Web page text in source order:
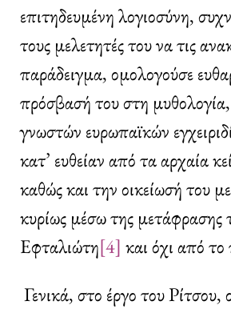
επιτηδευμένη λογιοσύνη,
τους μελετητές του να τις
παράδειγμα, ομολογούσε
πρόσβασή του στη
γνωστών ευρωπαϊκών
κατ’ ευθείαν από τα αρχαία
καθώς και την οικείωσή του
κυρίως μέσω της μετάφρασης
Εφταλιώτη[4] και όχι από
Γενικά, στο έργο του Ρίτσου,